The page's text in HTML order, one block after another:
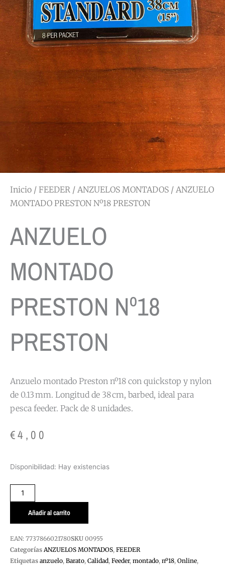
Inicio / FEEDER / ANZUELOS MONTADOS / ANZUELO
MONTADO PRESTON Nº18 PRESTON
ANZUELO
MONTADO
PRESTON Nº18
PRESTON
Anzuelo montado Preston nº18 con quickstop y nylon
de 0.13 mm. Longitud de 38 cm, barbed, ideal para
pesca feeder. Pack de 8 unidades.
€4,00
Disponibilidad: Hay existencias
ANZUELO
PRESTONAñadir al carrito
EAN: 7737866021780SKU 00955
Categorías ANZUELOS MONTADOS, FEEDER
Etiquetas anzuelo, Barato, Calidad, Feeder, montado, nº18, Online,